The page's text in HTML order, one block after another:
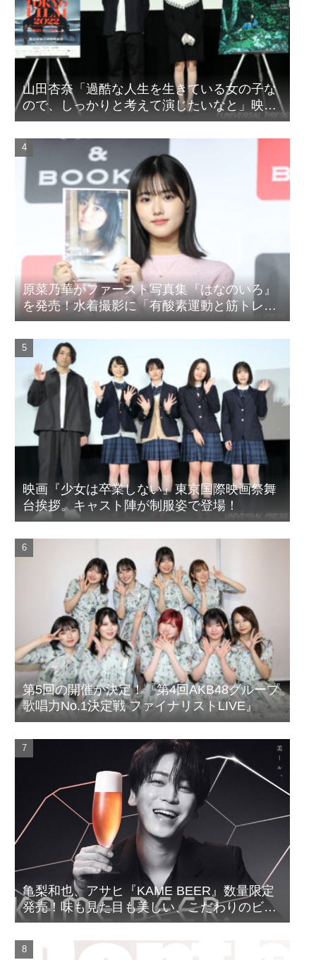
山田杏奈「過酷な人生を生きている女の子な
ので、しっかりと考えて演じたいなと」映画
『山女』東京国際映画祭Q&A
原菜乃華がファースト写真集『はなのいろ』
を発売！水着撮影に「有酸素運動と筋トレを
頑張りました」
映画『少女は卒業しない』東京国際映画祭舞
台挨拶。キャスト陣が制服姿で登場！
第5回の開催が決定！『第4回AKB48グループ
歌唱力No.1決定戦 ファイナリストLIVE』
亀梨和也、アサヒ『KAME BEER』数量限定
発売！味も見た目も美しい、こだわりのビー
ルがついに完成